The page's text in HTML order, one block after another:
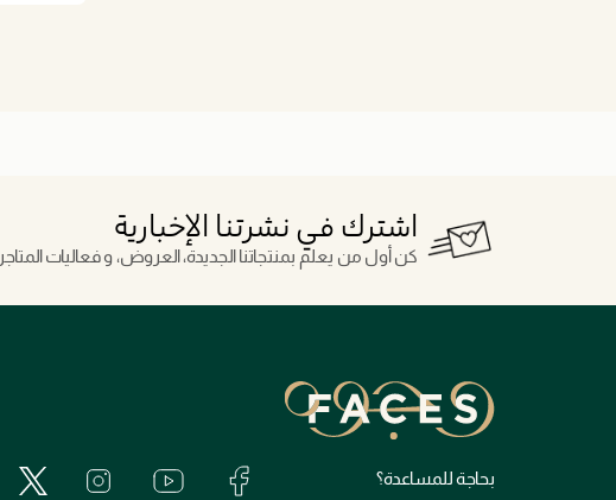
اشترك في نشرتنا الإخبارية
كن أول من يعلم بمنتجاتنا الجديدة، العروض، و فعاليات المتاجر.
بحاجة للمساعدة؟